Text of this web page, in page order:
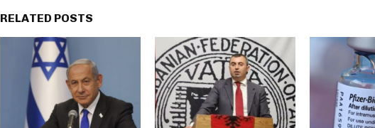
RELATED POSTS